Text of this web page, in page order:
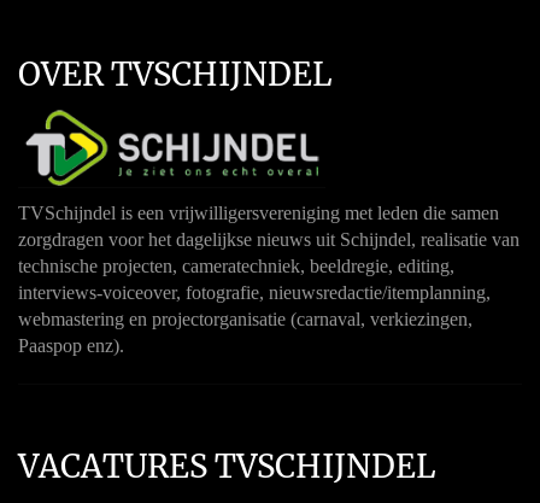
OVER TVSCHIJNDEL
TVSchijndel is een vrijwilligersvereniging met leden die samen
zorgdragen voor het dagelijkse nieuws uit Schijndel, realisatie van
technische projecten, cameratechniek, beeldregie, editing,
interviews-voiceover, fotografie, nieuwsredactie/itemplanning,
webmastering en projectorganisatie (carnaval, verkiezingen,
Paaspop enz).
VACATURES TVSCHIJNDEL